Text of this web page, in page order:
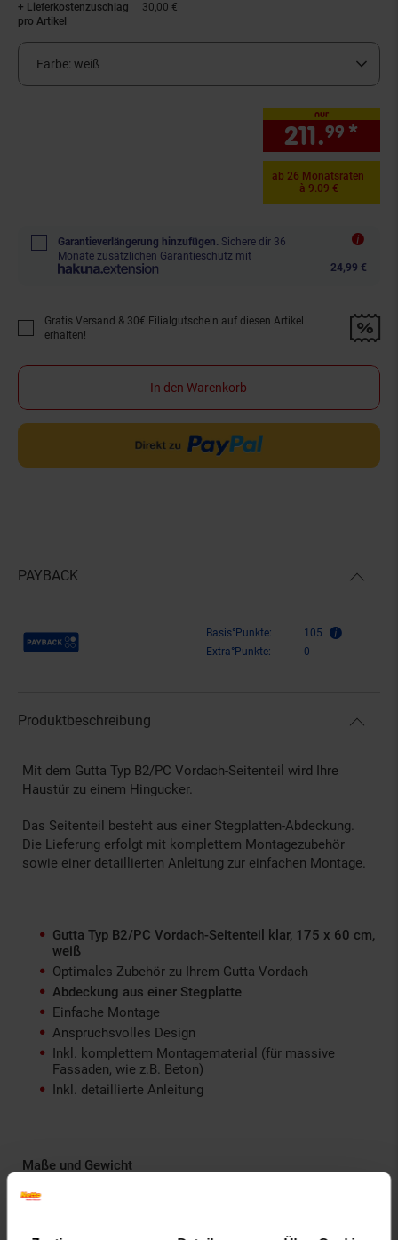
+ Lieferkostenzuschlag
pro Artikel
30,00 €
Farbe: weiß
nur
211.99 *
ab 26 Monatsraten
à 9.09 €
Garantieverlängerung hinzufügen. Sichere dir 36
Monate zusätzlichen Garantieschutz mit
24,99 €
Promotion "Gratis Versand &amp; 30€ Filialgutschein auf diesen Artikel
Gratis Versand & 30€ Filialgutschein auf diesen Artikel
erhalten!
In den Warenkorb
PAYBACK
Payback Punkte Basis°Punkte:
105
Extra°Punkte:
0
Produktbeschreibung
Mit dem Gutta Typ B2/PC Vordach-Seitenteil wird Ihre
Haustür zu einem Hingucker.
Das Seitenteil besteht aus einer Stegplatten-Abdeckung.
Die Lieferung erfolgt mit komplettem Montagezubehör
sowie einer detaillierten Anleitung zur einfachen Montage.
Gutta Typ B2/PC Vordach-Seitenteil klar, 175 x 60 cm,
weiß
Optimales Zubehör zu Ihrem Gutta Vordach
Abdeckung aus einer Stegplatte
Einfache Montage
Anspruchsvolles Design
Inkl. komplettem Montagematerial (für massive
Fassaden, wie z.B. Beton)
Inkl. detaillierte Anleitung
Maße und Gewicht
Gewicht: ca. 8 kg